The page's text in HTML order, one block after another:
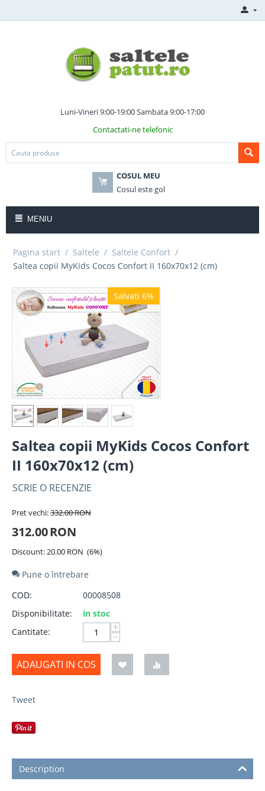
Luni-Vineri 9:00-19:00 Sambata 9:00-17:00
Contactati-ne telefonic
COSUL MEU
Cosul este gol
MENIU
Pagina start / Saltele / Saltele Confort /
Saltea copii MyKids Cocos Confort II 160x70x12 (cm)
Salvati 6%
Saltea copii MyKids Cocos Confort
II 160x70x12 (cm)
SCRIE O RECENZIE
Pret vechi:332.00RON
312.00RON
Discount:20.00 RON (6%)
Pune o întrebare
COD:
00008508
Disponibilitate:
in stoc
Cantitate:
+
−
ADAUGATI IN COS
Tweet
Description